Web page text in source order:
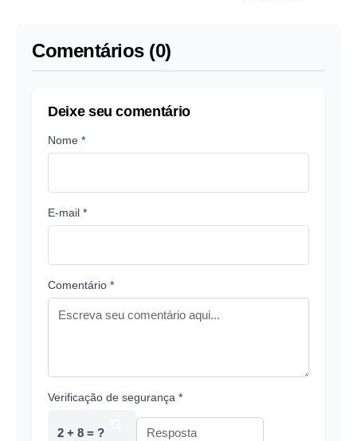
Comentários (0)
Deixe seu comentário
Nome *
E-mail *
Comentário *
Verificação de segurança *
2 + 8 = ?